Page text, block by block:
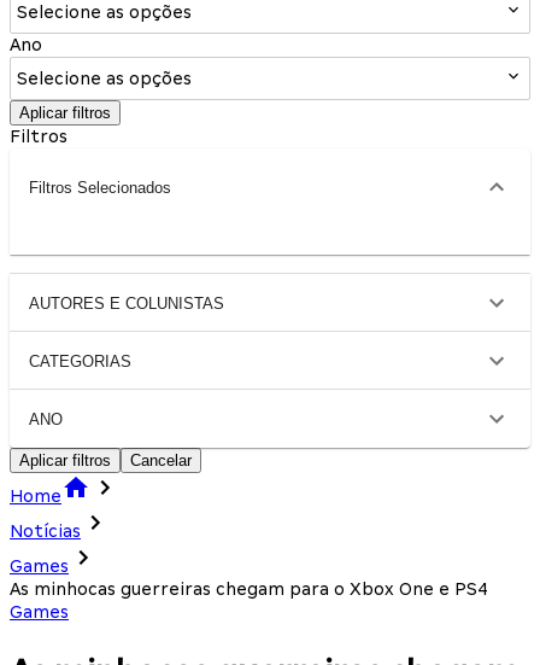
Selecione as opções
Ano
Selecione as opções
Aplicar filtros
Filtros
Filtros Selecionados
AUTORES E COLUNISTAS
CATEGORIAS
ANO
Aplicar filtros Cancelar
Home
Notícias
Games
As minhocas guerreiras chegam para o Xbox One e PS4
Games